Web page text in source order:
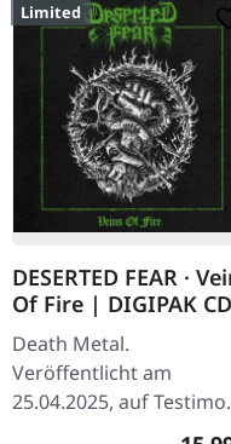
Limited
DESERTED FEAR ·
Of Fire | DIGIPAK CD
Death Metal.
Veröffentlicht am
25.04.2025, auf
Records. CD im Digipak